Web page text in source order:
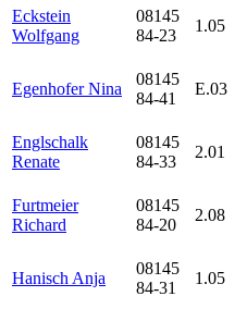
Eckstein
Wolfgang
08145
84-23
1.05
Egenhofer Nina
08145
84-41
E.03
Englschalk
Renate
08145
84-33
2.01
Furtmeier
Richard
08145
84-20
2.08
Hanisch Anja
08145
84-31
1.05